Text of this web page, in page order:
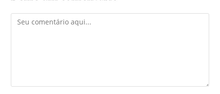
b
o
st n A
Comentário